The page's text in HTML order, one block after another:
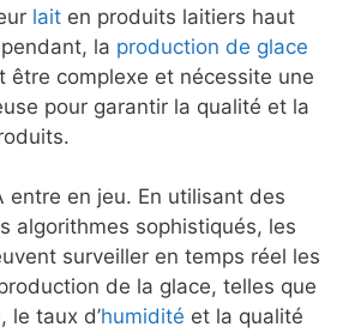
lait en produits laitiers haut
la production de glace
être complexe et nécessite une
pour garantir la qualité et la
entre en jeu. En utilisant des
algorithmes sophistiqués, les
surveiller en temps réel les
de la glace, telles que
le taux d’humidité et la qualité